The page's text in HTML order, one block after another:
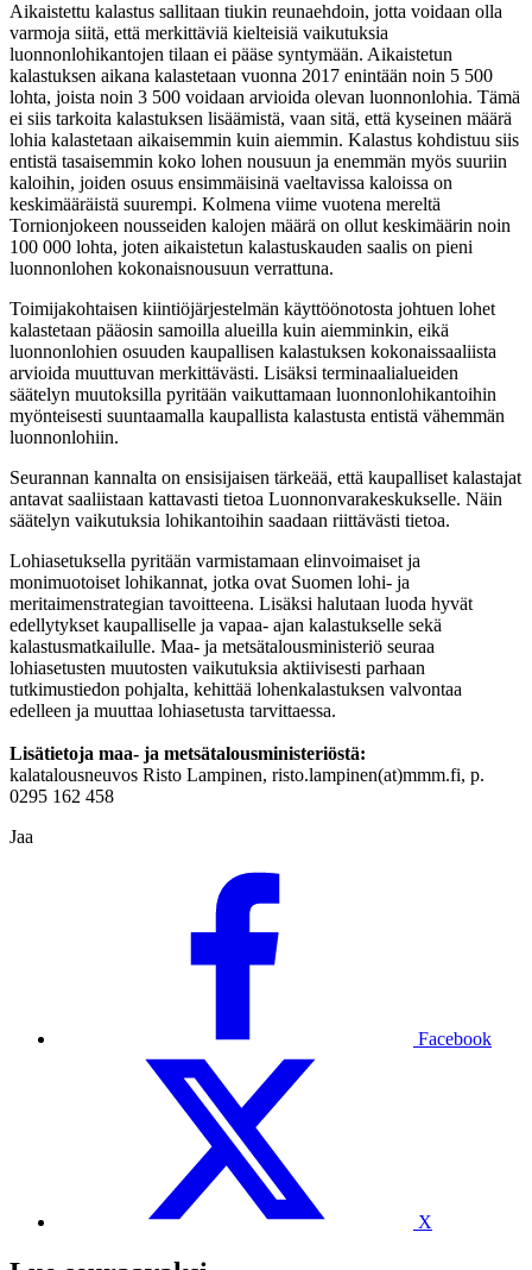
Aikaistettu kalastus sallitaan tiukin reunaehdoin, jotta voidaan olla
varmoja siitä, että merkittäviä kielteisiä vaikutuksia
luonnonlohikantojen tilaan ei pääse syntymään. Aikaistetun
kalastuksen aikana kalastetaan vuonna 2017 enintään noin 5 500
lohta, joista noin 3 500 voidaan arvioida olevan luonnonlohia. Tämä
ei siis tarkoita kalastuksen lisäämistä, vaan sitä, että kyseinen määrä
lohia kalastetaan aikaisemmin kuin aiemmin. Kalastus kohdistuu siis
entistä tasaisemmin koko lohen nousuun ja enemmän myös suuriin
kaloihin, joiden osuus ensimmäisinä vaeltavissa kaloissa on
keskimääräistä suurempi. Kolmena viime vuotena mereltä
Tornionjokeen nousseiden kalojen määrä on ollut keskimäärin noin
100 000 lohta, joten aikaistetun kalastuskauden saalis on pieni
luonnonlohen kokonaisnousuun verrattuna.
Toimijakohtaisen kiintiöjärjestelmän käyttöönotosta johtuen lohet
kalastetaan pääosin samoilla alueilla kuin aiemminkin, eikä
luonnonlohien osuuden kaupallisen kalastuksen kokonaissaaliista
arvioida muuttuvan merkittävästi. Lisäksi terminaalialueiden
säätelyn muutoksilla pyritään vaikuttamaan luonnonlohikantoihin
myönteisesti suuntaamalla kaupallista kalastusta entistä vähemmän
luonnonlohiin.
Seurannan kannalta on ensisijaisen tärkeää, että kaupalliset kalastajat
antavat saaliistaan kattavasti tietoa Luonnonvarakeskukselle. Näin
säätelyn vaikutuksia lohikantoihin saadaan riittävästi tietoa.
Lohiasetuksella pyritään varmistamaan elinvoimaiset ja
monimuotoiset lohikannat, jotka ovat Suomen lohi- ja
meritaimenstrategian tavoitteena. Lisäksi halutaan luoda hyvät
edellytykset kaupalliselle ja vapaa- ajan kalastukselle sekä
kalastusmatkailulle. Maa- ja metsätalousministeriö seuraa
lohiasetusten muutosten vaikutuksia aktiivisesti parhaan
tutkimustiedon pohjalta, kehittää lohenkalastuksen valvontaa
edelleen ja muuttaa lohiasetusta tarvittaessa.
Lisätietoja maa- ja metsätalousministeriöstä:
kalatalousneuvos Risto Lampinen, risto.lampinen(at)mmm.fi, p.
0295 162 458
Jaa
Facebook
X